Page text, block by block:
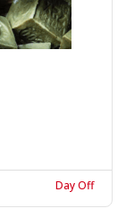
Day Off